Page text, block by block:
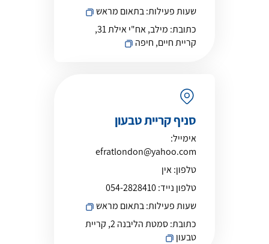
שעות פעילות:בתאום מראש
כתובת:
מילב, אח"י אילת 31,
קריית חיים, חיפה
סניף קריית טבעון
אימייל:
efratlondon@yahoo.com
טלפון:אין
טלפון נייד:054-2828410
שעות פעילות:בתאום מראש
כתובת:
סמטת הליבנה 2, קריית
טבעון